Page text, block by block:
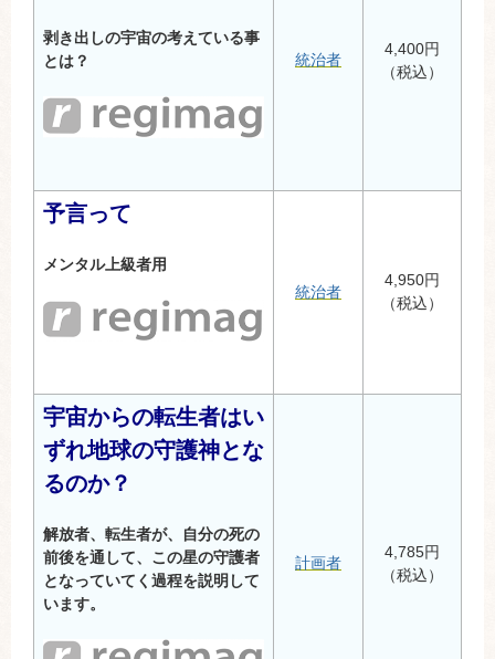
剥き出しの宇宙の考えている事
とは？
統治者
4,400円
（税込）
予言って
メンタル上級者用
統治者
4,950円
（税込）
宇宙からの転生者はい
ずれ地球の守護神とな
るのか？
解放者、転生者が、自分の死の
前後を通して、この星の守護者
となっていてく過程を説明して
います。
計画者
4,785円
（税込）